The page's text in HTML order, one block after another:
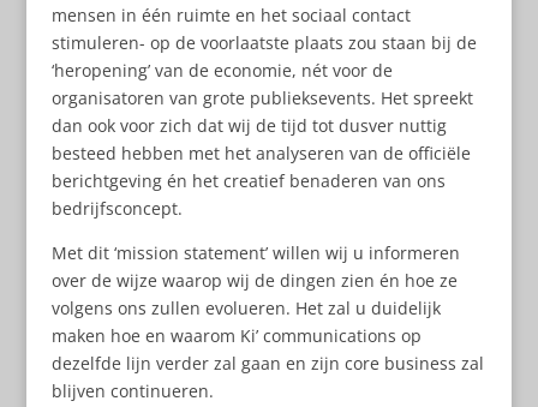
mensen in één ruimte en het sociaal contact
stimuleren- op de voorlaatste plaats zou staan bij de
‘heropening’ van de economie, nét voor de
organisatoren van grote publieksevents. Het spreekt
dan ook voor zich dat wij de tijd tot dusver nuttig
besteed hebben met het analyseren van de officiële
berichtgeving én het creatief benaderen van ons
bedrijfsconcept.
Met dit ‘mission statement’ willen wij u informeren
over de wijze waarop wij de dingen zien én hoe ze
volgens ons zullen evolueren. Het zal u duidelijk
maken hoe en waarom Ki’ communications op
dezelfde lijn verder zal gaan en zijn core business zal
blijven continueren.